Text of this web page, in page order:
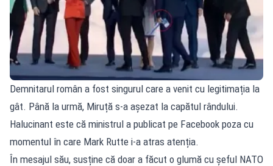
Demnitarul român a fost singurul care a venit cu legitimația la
gât. Până la urmă, Miruță s-a așezat la capătul rândului.
Halucinant este că ministrul a publicat pe Facebook poza cu
momentul în care Mark Rutte i-a atras atenția.
În mesajul său, susține că doar a făcut o glumă cu șeful NATO